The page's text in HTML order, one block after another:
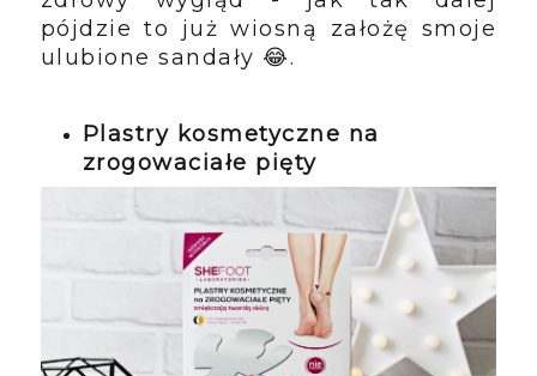
pójdzie to już wiosną założę smoje
ulubione sandały 😂.
Plastry kosmetyczne na
zrogowaciałe pięty